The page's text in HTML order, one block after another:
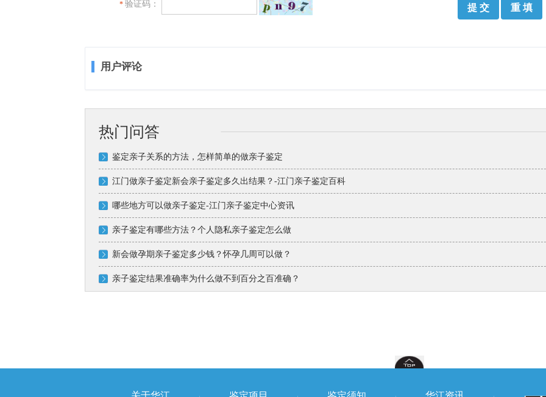
* 验证码：
用户评论
热门问答
鉴定亲子关系的方法，怎样简单的做亲子鉴定
江门做亲子鉴定新会亲子鉴定多久出结果？-江门亲子鉴定百科
哪些地方可以做亲子鉴定-江门亲子鉴定中心资讯
亲子鉴定有哪些方法？个人隐私亲子鉴定怎么做
新会做孕期亲子鉴定多少钱？怀孕几周可以做？
亲子鉴定结果准确率为什么做不到百分之百准确？